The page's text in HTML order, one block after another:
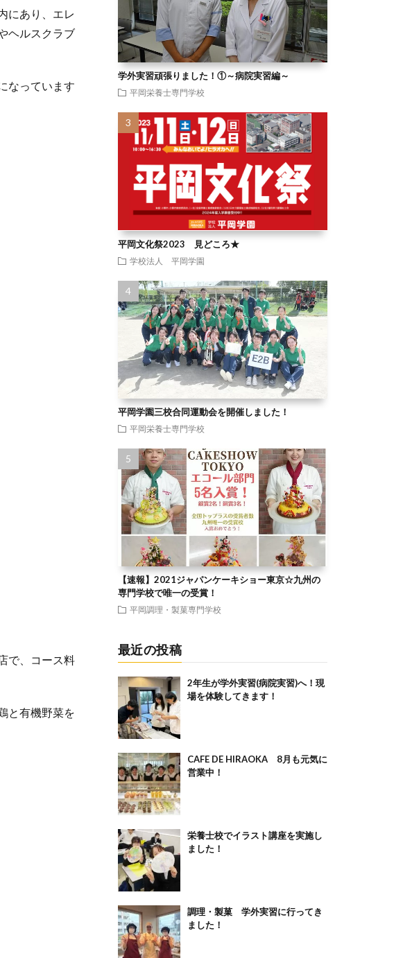
にあり、エレ
ヘルスクラブ
なっています
で、コース料
と有機野菜を
学外実習頑張りました！①～病院実習編～
平岡栄養士専門学校
平岡文化祭2023 見どころ★
学校法人 平岡学園
平岡学園三校合同運動会を開催しました！
平岡栄養士専門学校
【速報】2021ジャパンケーキショー東京☆九州の
専門学校で唯一の受賞！
平岡調理・製菓専門学校
最近の投稿
2年生が学外実習(病院実習)へ！現
場を体験してきます！
CAFE DE HIRAOKA 8月も元気に
営業中！
栄養士校でイラスト講座を実施し
ました！
調理・製菓 学外実習に行ってき
ました！